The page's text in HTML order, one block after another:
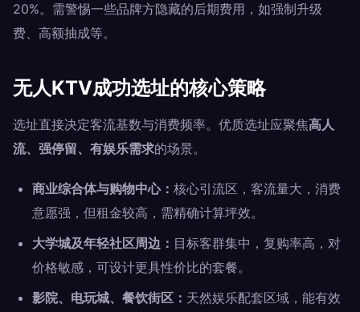
20%。需警惕一些品牌方隐藏的后期费用，如强制升级
费、高额抽成等。
无人KTV成功选址的核心策略
选址直接决定客流基数与消费频率。优质选址应聚焦高人
流、强停留、有娱乐需求的场景。
商业综合体与购物中心： 核心引流区，客流量大，消费
意愿强，但租金较高，需精确计算坪效。
大学城及年轻社区周边： 目标客群集中，复购率高，对
价格敏感，可设计更具性价比的套餐。
影院、电玩城、餐饮街区： 天然娱乐配套区域，能有效